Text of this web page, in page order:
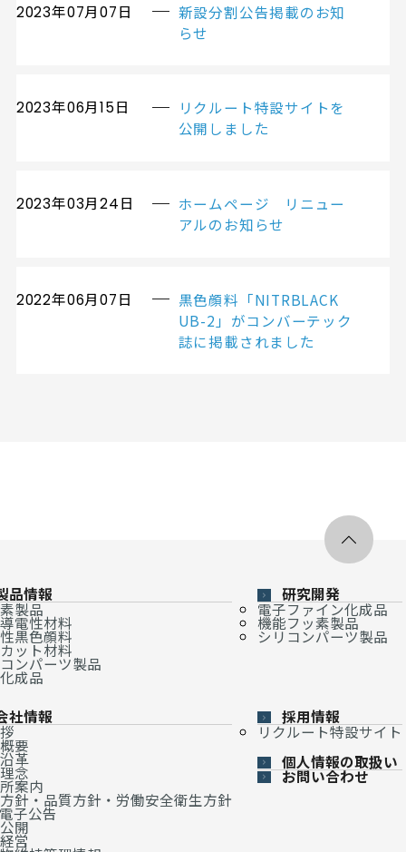
2023年07月07日
新設分割公告掲載のお知
らせ
2023年06月15日
リクルート特設サイトを
公開しました
2023年03月24日
ホームページ リニュー
アルのお知らせ
2022年06月07日
黒色顔料「NITRBLACK
UB-2」がコンバーテック
誌に掲載されました
品情報
製品
電性材料
黒色顔料
ット材料
ンパーツ製品
成品
研究開発
電子ファイン化成品
機能フッ素製品
シリコンパーツ製品
社情報
要
革
念
案内
針・品質方針・労働安全衛生方針
子公告
開
営
採用情報
リクルート特設サイト
個人情報の取扱い
お問い合わせ